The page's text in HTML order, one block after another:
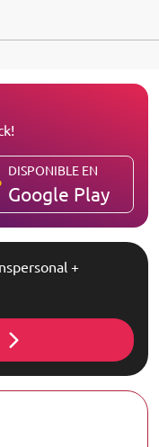
DISPONIBLE EN
Google Play
+